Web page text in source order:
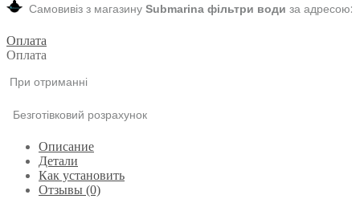
Самовивіз з магазину Submarina фільтри води за адресою:
Оплата
Оплата
При отриманні
Безготівковий розрахунок
Описание
Детали
Как установить
Отзывы (0)